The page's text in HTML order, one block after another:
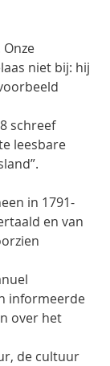
niet bij: hij
schreef
leesbare
in 1791-
en van
informeerde
over het
de cultuur